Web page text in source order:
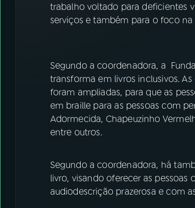
trabalho voltado para deficientes
serviços e também para o foco na
Segundo a coordenadora, a
transforma em livros inclusivos.
foram ampliadas, para que as
em braille para as pessoas com
Adormecida, Chapeuzinho
entre outros.
Segundo a coordenadora, há
livro, visando oferecer as
audiodescrição prazerosa e com